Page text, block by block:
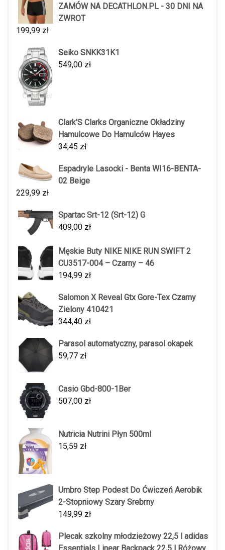
ZAMÓW NA DECATHLON.PL - 30 DNI NA
ZWROT
199,99 zł
Seiko SNKK31K1
549,00 zł
Clark'S Clarks Organiczne Okładziny
Hamulcowe Do Hamulców Hayes
34,45 zł
Espadryle Lasocki - Benta WI16-BENTA-
02 Beige
229,99 zł
Spartac Srt-12 (Srt-12) G
409,00 zł
Męskie Buty NIKE NIKE RUN SWIFT 2
CU3517-004 – Czarny – 46
194,99 zł
Salomon X Reveal Gtx Gore-Tex Czarny
Zielony 410421
344,40 zł
Parasol automatyczny, parasol okapek
59,77 zł
Casio Gbd-800-1Ber
507,00 zł
Nutricia Nutrini Płyn 500ml
15,59 zł
Umbro Step Podest Do Ćwiczeń Aerobik
2-Stopniowy Szary Srebrny
149,99 zł
Plecak szkolny młodzieżowy 22,5 l adidas